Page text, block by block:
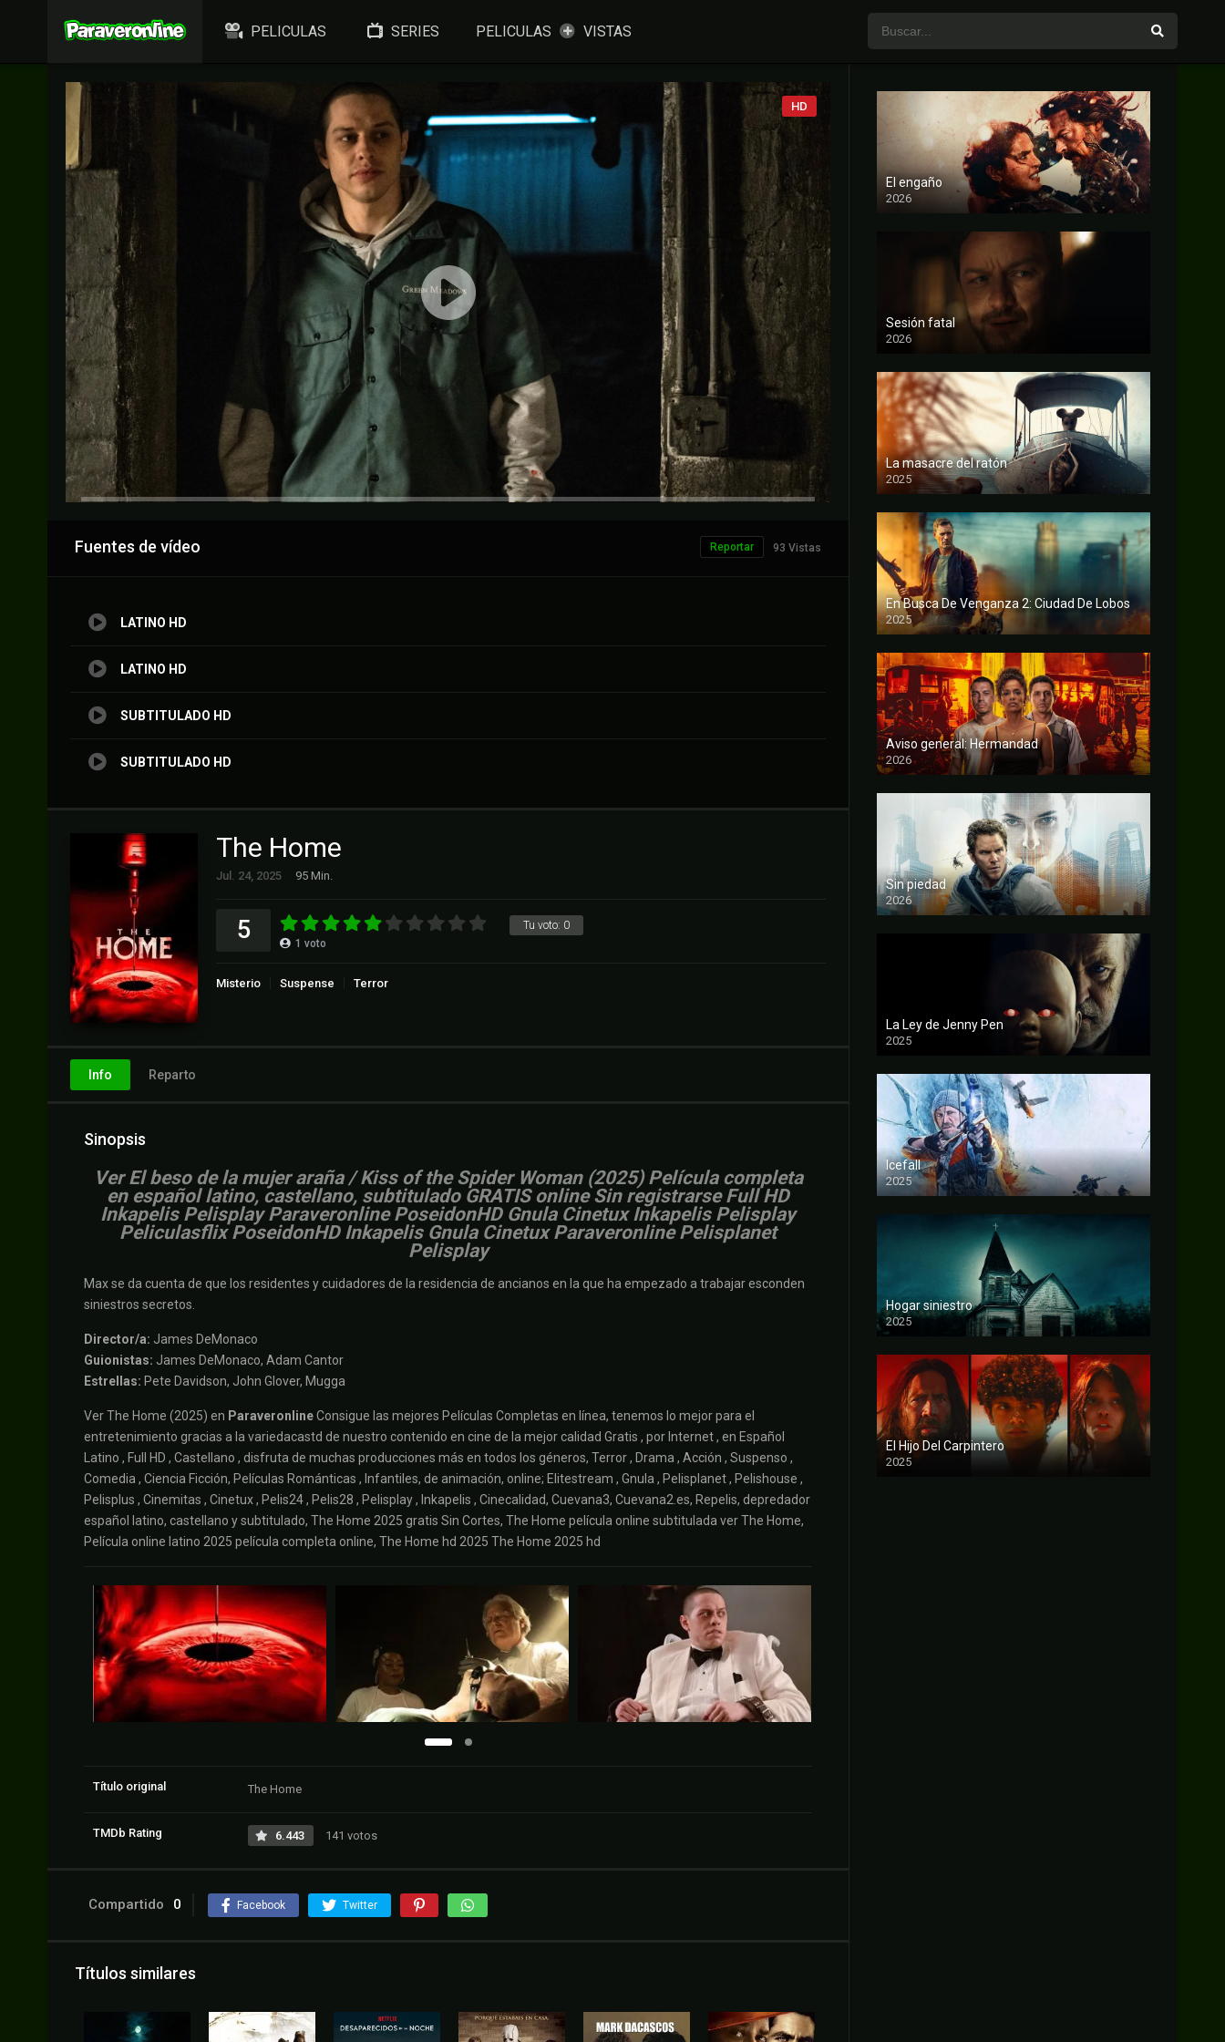
PELICULAS SERIES PELICULAS VISTAS
HD
Fuentes de vídeo 93 Vistas
Reportar
LATINO HD
LATINO HD
SUBTITULADO HD
SUBTITULADO HD
The Home
Jul. 24, 2025 95 Min.
Tu voto: 0
5 1 voto
Misterio Suspense Terror
Info Reparto
Sinopsis
Ver El beso de la mujer araña / Kiss of the Spider Woman (2025) Película completa
en español latino, castellano, subtitulado GRATIS online Sin registrarse Full HD
Inkapelis Pelisplay Paraveronline PoseidonHD Gnula Cinetux Inkapelis Pelisplay
Peliculasflix PoseidonHD Inkapelis Gnula Cinetux Paraveronline Pelisplanet
Pelisplay
Max se da cuenta de que los residentes y cuidadores de la residencia de ancianos en la que ha empezado a trabajar esconden
siniestros secretos.
Director/a: James DeMonaco
Guionistas: James DeMonaco, Adam Cantor
Estrellas: Pete Davidson, John Glover, Mugga
Ver The Home (2025) en ParaveronlineConsigue las mejores Películas Completas en línea, tenemos lo mejor para el
entretenimiento gracias a la variedacastd de nuestro contenido en cine de la mejor calidad Gratis , por Internet , en Español
Latino , Full HD , Castellano , disfruta de muchas producciones más en todos los géneros, Terror , Drama , Acción , Suspenso ,
Comedia , Ciencia Ficción, Películas Románticas , Infantiles, de animación, online; Elitestream , Gnula , Pelisplanet , Pelishouse ,
Pelisplus , Cinemitas , Cinetux , Pelis24 , Pelis28 , Pelisplay , Inkapelis , Cinecalidad, Cuevana3, Cuevana2.es, Repelis, depredador
español latino, castellano y subtitulado, The Home 2025 gratis Sin Cortes, The Home película online subtitulada ver The Home,
Película online latino 2025 película completa online, The Home hd 2025 The Home 2025 hd
Título original The Home
TMDb Rating 6.443 141 votos
Compartido 0 Facebook Twitter
Títulos similares
El engaño
2026
FULL HD
Sesión fatal
2026
FULL HD
La masacre del ratón
2025
FULL HD
En Busca De Venganza 2: Ciudad De Lobos
2025
FULL HD
Aviso general: Hermandad
2026
FULL HD
Sin piedad
2026
FULL HD
La Ley de Jenny Pen
2025
FULL HD
Icefall
2025
FULL HD
Hogar siniestro
2025
FULL HD
El Hijo Del Carpintero
2025
FULL HD